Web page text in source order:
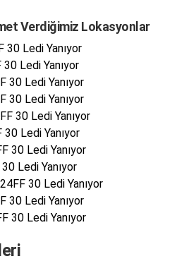
Verdiğimiz Lokasyonlar
Ledi Yanıyor
Ledi Yanıyor
Ledi Yanıyor
30 Ledi Yanıyor
30 Ledi Yanıyor
Ledi Yanıyor
30 Ledi Yanıyor
Ledi Yanıyor
30 Ledi Yanıyor
30 Ledi Yanıyor
30 Ledi Yanıyor